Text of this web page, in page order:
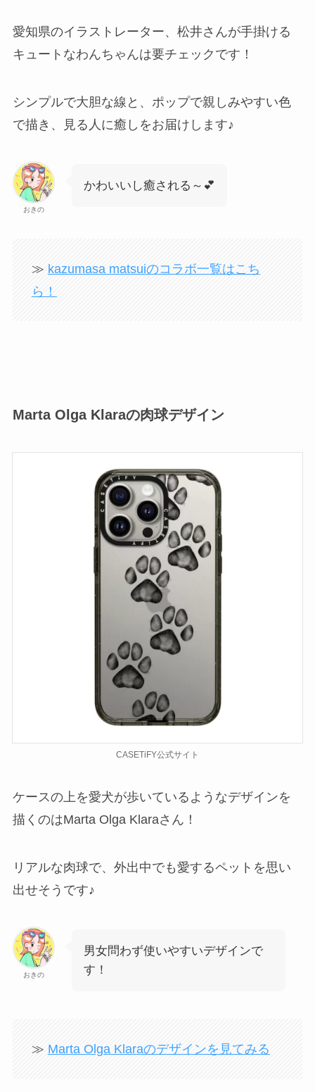
愛知県のイラストレーター、松井さんが手掛ける
キュートなわんちゃんは要チェックです！
シンプルで大胆な線と、ポップで親しみやすい色
で描き、見る人に癒しをお届けします♪
おきの
かわいいし癒される～💕
≫ kazumasa matsuiのコラボ一覧はこち
ら！
Marta Olga Klaraの肉球デザイン
CASETiFY公式サイト
ケースの上を愛犬が歩いているようなデザインを
描くのはMarta Olga Klaraさん！
リアルな肉球で、外出中でも愛するペットを思い
出せそうです♪
おきの
男女問わず使いやすいデザインで
す！
≫ Marta Olga Klaraのデザインを見てみる